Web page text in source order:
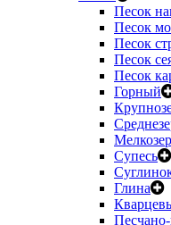
Песок
Песок
Песок
Песок
Песок
Горный
Супесь
Глина